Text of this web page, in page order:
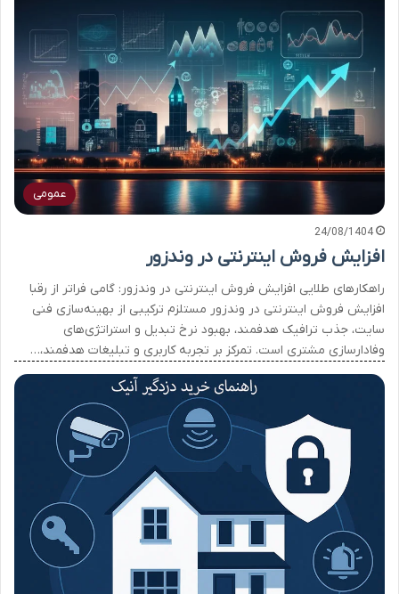
عمومی
24/08/1404
افزایش فروش اینترنتی در وندزور
راهکارهای طلایی افزایش فروش اینترنتی در وندزور: گامی فراتر از رقبا
افزایش فروش اینترنتی در وندزور مستلزم ترکیبی از بهینه‌سازی فنی
سایت، جذب ترافیک هدفمند، بهبود نرخ تبدیل و استراتژی‌های
وفادارسازی مشتری است. تمرکز بر تجربه کاربری و تبلیغات هدفمند،…